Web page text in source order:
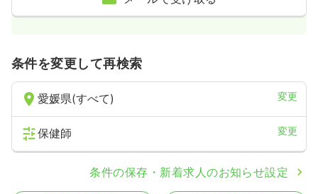
条件を変更して再検索
愛媛県(すべて) 変更
保健師 変更
条件の保存・新着求人のお知らせ設定